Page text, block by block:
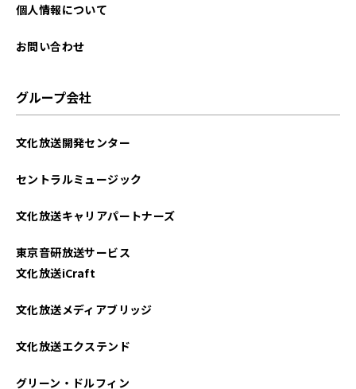
個人情報について
お問い合わせ
グループ会社
文化放送開発センター
セントラルミュージック
文化放送キャリアパートナーズ
東京音研放送サービス
文化放送iCraft
文化放送メディアブリッジ
文化放送エクステンド
グリーン・ドルフィン